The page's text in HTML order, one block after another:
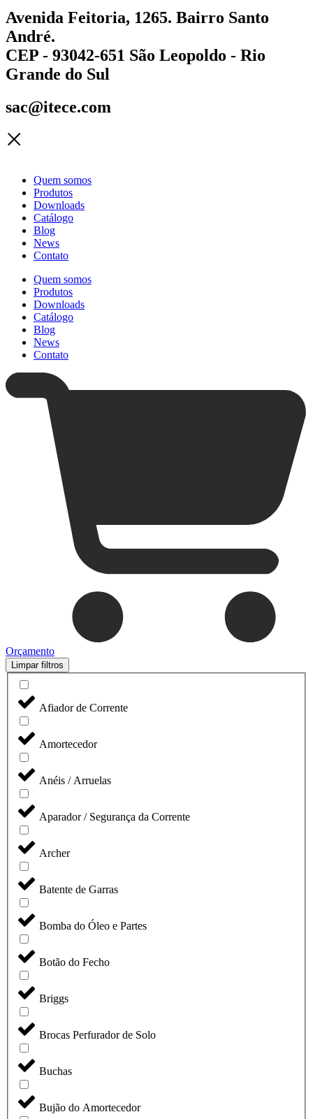
Avenida Feitoria, 1265. Bairro Santo
André.
CEP - 93042-651 São Leopoldo - Rio
Grande do Sul
sac@itece.com
Quem somos
Produtos
Downloads
Catálogo
Blog
News
Contato
Quem somos
Produtos
Downloads
Catálogo
Blog
News
Contato
Orçamento
Limpar filtros
Afiador de Corrente
Amortecedor
Anéis / Arruelas
Aparador / Segurança da Corrente
Archer
Batente de Garras
Bomba do Óleo e Partes
Botão do Fecho
Briggs
Brocas Perfurador de Solo
Buchas
Bujão do Amortecedor